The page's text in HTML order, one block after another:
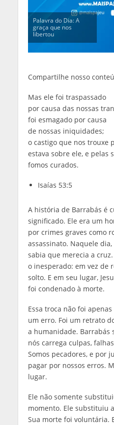
Palavra do Dia: A
graça que nos
libertou
Compartilhe nosso
Mas ele foi traspassado
por causa das nossas
foi esmagado por causa
de nossas iniquidades;
o castigo que nos trouxe
estava sobre ele, e pelas
fomos curados.
Isaías 53:5
A história de Barrabás é
significado. Ele era um
por crimes graves como
assassinato. Naquele
sabia que merecia a
o inesperado: em vez de
solto. E em seu lugar,
foi condenado à morte.
Essa troca não foi
um erro. Foi um retrato
a humanidade. Barrabás
nós carrega culpas,
Somos pecadores, e por
pagar por nossos erros.
lugar.
Ele não somente
momento. Ele substituiu
Sua morte foi voluntária.